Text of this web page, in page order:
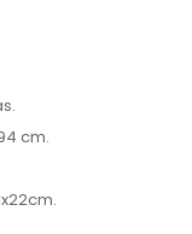
cm.